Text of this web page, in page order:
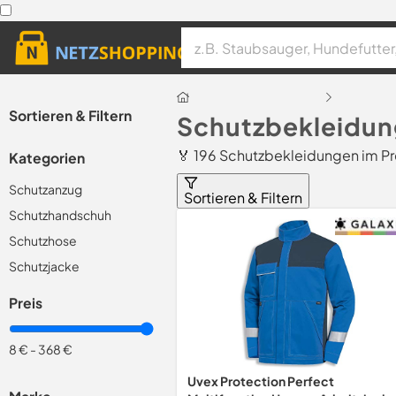
Sortieren & Filtern
Kategorien
Schutzanzug
Schutzhandschuh
Schutzhose
Schutzjacke
Preis
8 € - 368 €
🏅 196 Schutzbekleidungen im
Sortieren & Filtern
Uvex Protection Perfect